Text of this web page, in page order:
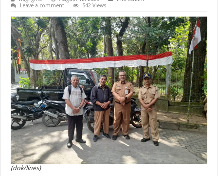
Leave a comment
542 Views
(dok/lines)